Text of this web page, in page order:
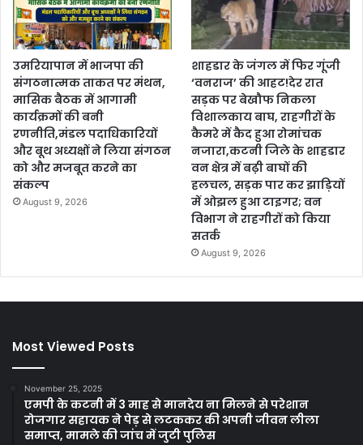
उमरियापान में भाजपा की
संगठनात्मक ताकत पर मंथन,
मासिक बैठक में आगामी
कार्यक्रमों की बनी
रणनीति,मंडल पदाधिकारियों
और बूथ अध्यक्षों ने लिया संगठन
को और मजबूत करने का
संकल्प
August 9, 2026
शाहडार के जंगल में फिर गूंजी
‘वनराज’ की आहट!देर रात
सड़क पर बेखौफ निकला
विशालकाय बाघ, राहगीरों के
कैमरे में कैद हुआ रोमांचक
नजारा,कटनी जिले के शाहडार
वन क्षेत्र में बढ़ी बाघों की
हलचल, सड़क पार कर झाड़ियों
में ओझल हुआ टाइगर; वन
विभाग ने राहगीरों को किया
सतर्क
August 9, 2026
Most Viewed Posts
November 25, 2025
एमपी के कटनी में 3 माह से मानदेय ना मिलने से परेशान
रोजगार सहायक ने पेड़ से लटककर की अपनी जीवन लीला
समाप्त, मामले की जांच में जुटी पुलिस